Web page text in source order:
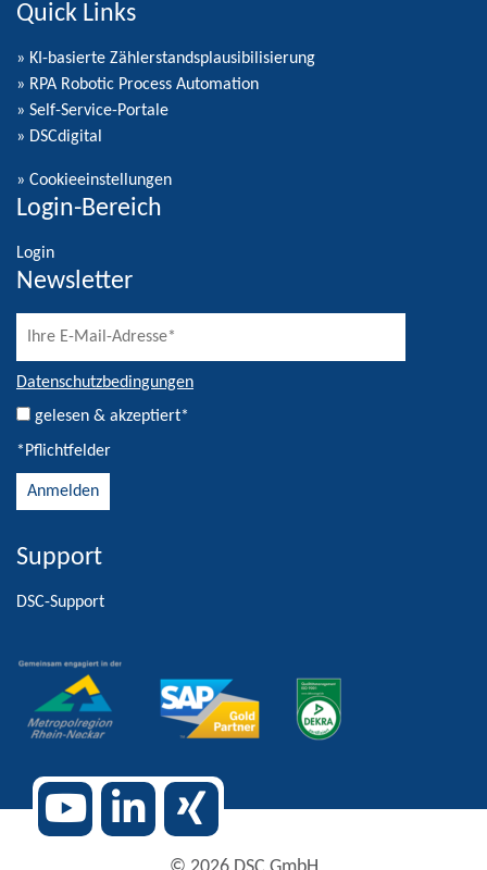
Quick Links
» KI-basierte Zählerstandsplausibilisierung
» RPA Robotic Process Automation
» Self-Service-Portale
» DSCdigital
» Cookieeinstellungen
Login-Bereich
Login
Newsletter
Datenschutzbedingungen
gelesen & akzeptiert*
*Pflichtfelder
Alternative:
Support
DSC-Support